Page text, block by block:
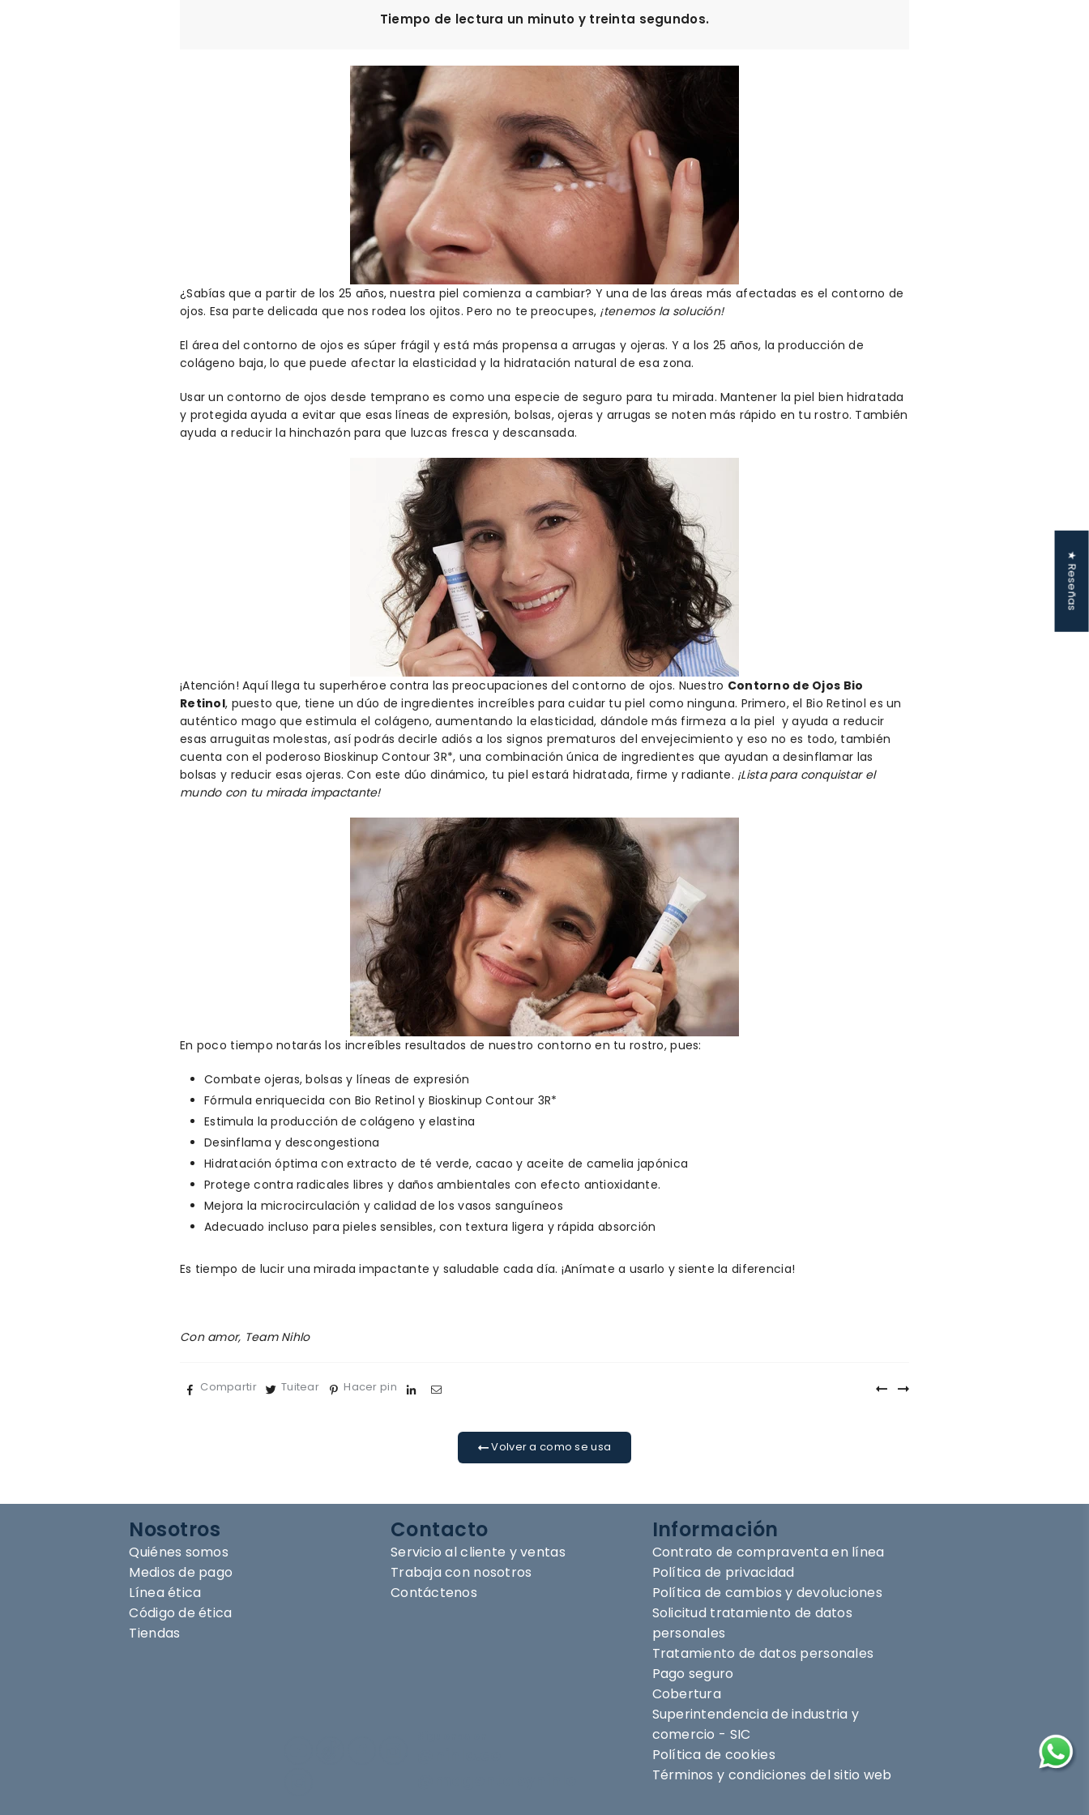
Tiempo de lectura un minuto y treinta segundos.
¿Sabías que a partir de los 25 años, nuestra piel comienza a cambiar? Y una de las áreas más afectadas es el contorno de
ojos. Esa parte delicada que nos rodea los ojitos. Pero no te preocupes, ¡tenemos la solución!
El área del contorno de ojos es súper frágil y está más propensa a arrugas y ojeras. Y a los 25 años, la producción de
colágeno baja, lo que puede afectar la elasticidad y la hidratación natural de esa zona.
Usar un contorno de ojos desde temprano es como una especie de seguro para tu mirada. Mantener la piel bien hidratada
y protegida ayuda a evitar que esas líneas de expresión, bolsas, ojeras y arrugas se noten más rápido en tu rostro. También
ayuda a reducir la hinchazón para que luzcas fresca y descansada.
¡Atención! Aquí llega tu superhéroe contra las preocupaciones del contorno de ojos. Nuestro Contorno de Ojos Bio
Retinol, puesto que, tiene un dúo de ingredientes increíbles para cuidar tu piel como ninguna. Primero, el Bio Retinol es un
auténtico mago que estimula el colágeno, aumentando la elasticidad, dándole más firmeza a la piel y ayuda a reducir
esas arruguitas molestas, así podrás decirle adiós a los signos prematuros del envejecimiento y eso no es todo, también
cuenta con el poderoso Bioskinup Contour 3R*, una combinación única de ingredientes que ayudan a desinflamar las
bolsas y reducir esas ojeras. Con este dúo dinámico, tu piel estará hidratada, firme y radiante. ¡Lista para conquistar el
mundo con tu mirada impactante!
En poco tiempo notarás los increíbles resultados de nuestro contorno en tu rostro, pues:
Combate ojeras, bolsas y líneas de expresión
Fórmula enriquecida con Bio Retinol y Bioskinup Contour 3R*
Estimula la producción de colágeno y elastina
Desinflama y descongestiona
Hidratación óptima con extracto de té verde, cacao y aceite de camelia japónica
Protege contra radicales libres y daños ambientales con efecto antioxidante.
Mejora la microcirculación y calidad de los vasos sanguíneos
Adecuado incluso para pieles sensibles, con textura ligera y rápida absorción
Es tiempo de lucir una mirada impactante y saludable cada día. ¡Anímate a usarlo y siente la diferencia!
Con amor, Team Nihlo
Compartir Tuitear Hacer pin
Volver a como se usa
Nosotros
Quiénes somos
Medios de pago
Línea ética
Código de ética
Tiendas
Contacto
Servicio al cliente y ventas
Trabaja con nosotros
Contáctenos
Información
Contrato de compraventa en línea
Política de privacidad
Política de cambios y devoluciones
Solicitud tratamiento de datos
personales
Tratamiento de datos personales
Pago seguro
Cobertura
Superintendencia de industria y
comercio - SIC
Política de cookies
Términos y condiciones del sitio web
★ Reseñas